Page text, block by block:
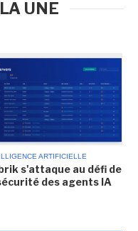
UNE
ARTIFICIELLE
s'attaque au défi de
des agents IA